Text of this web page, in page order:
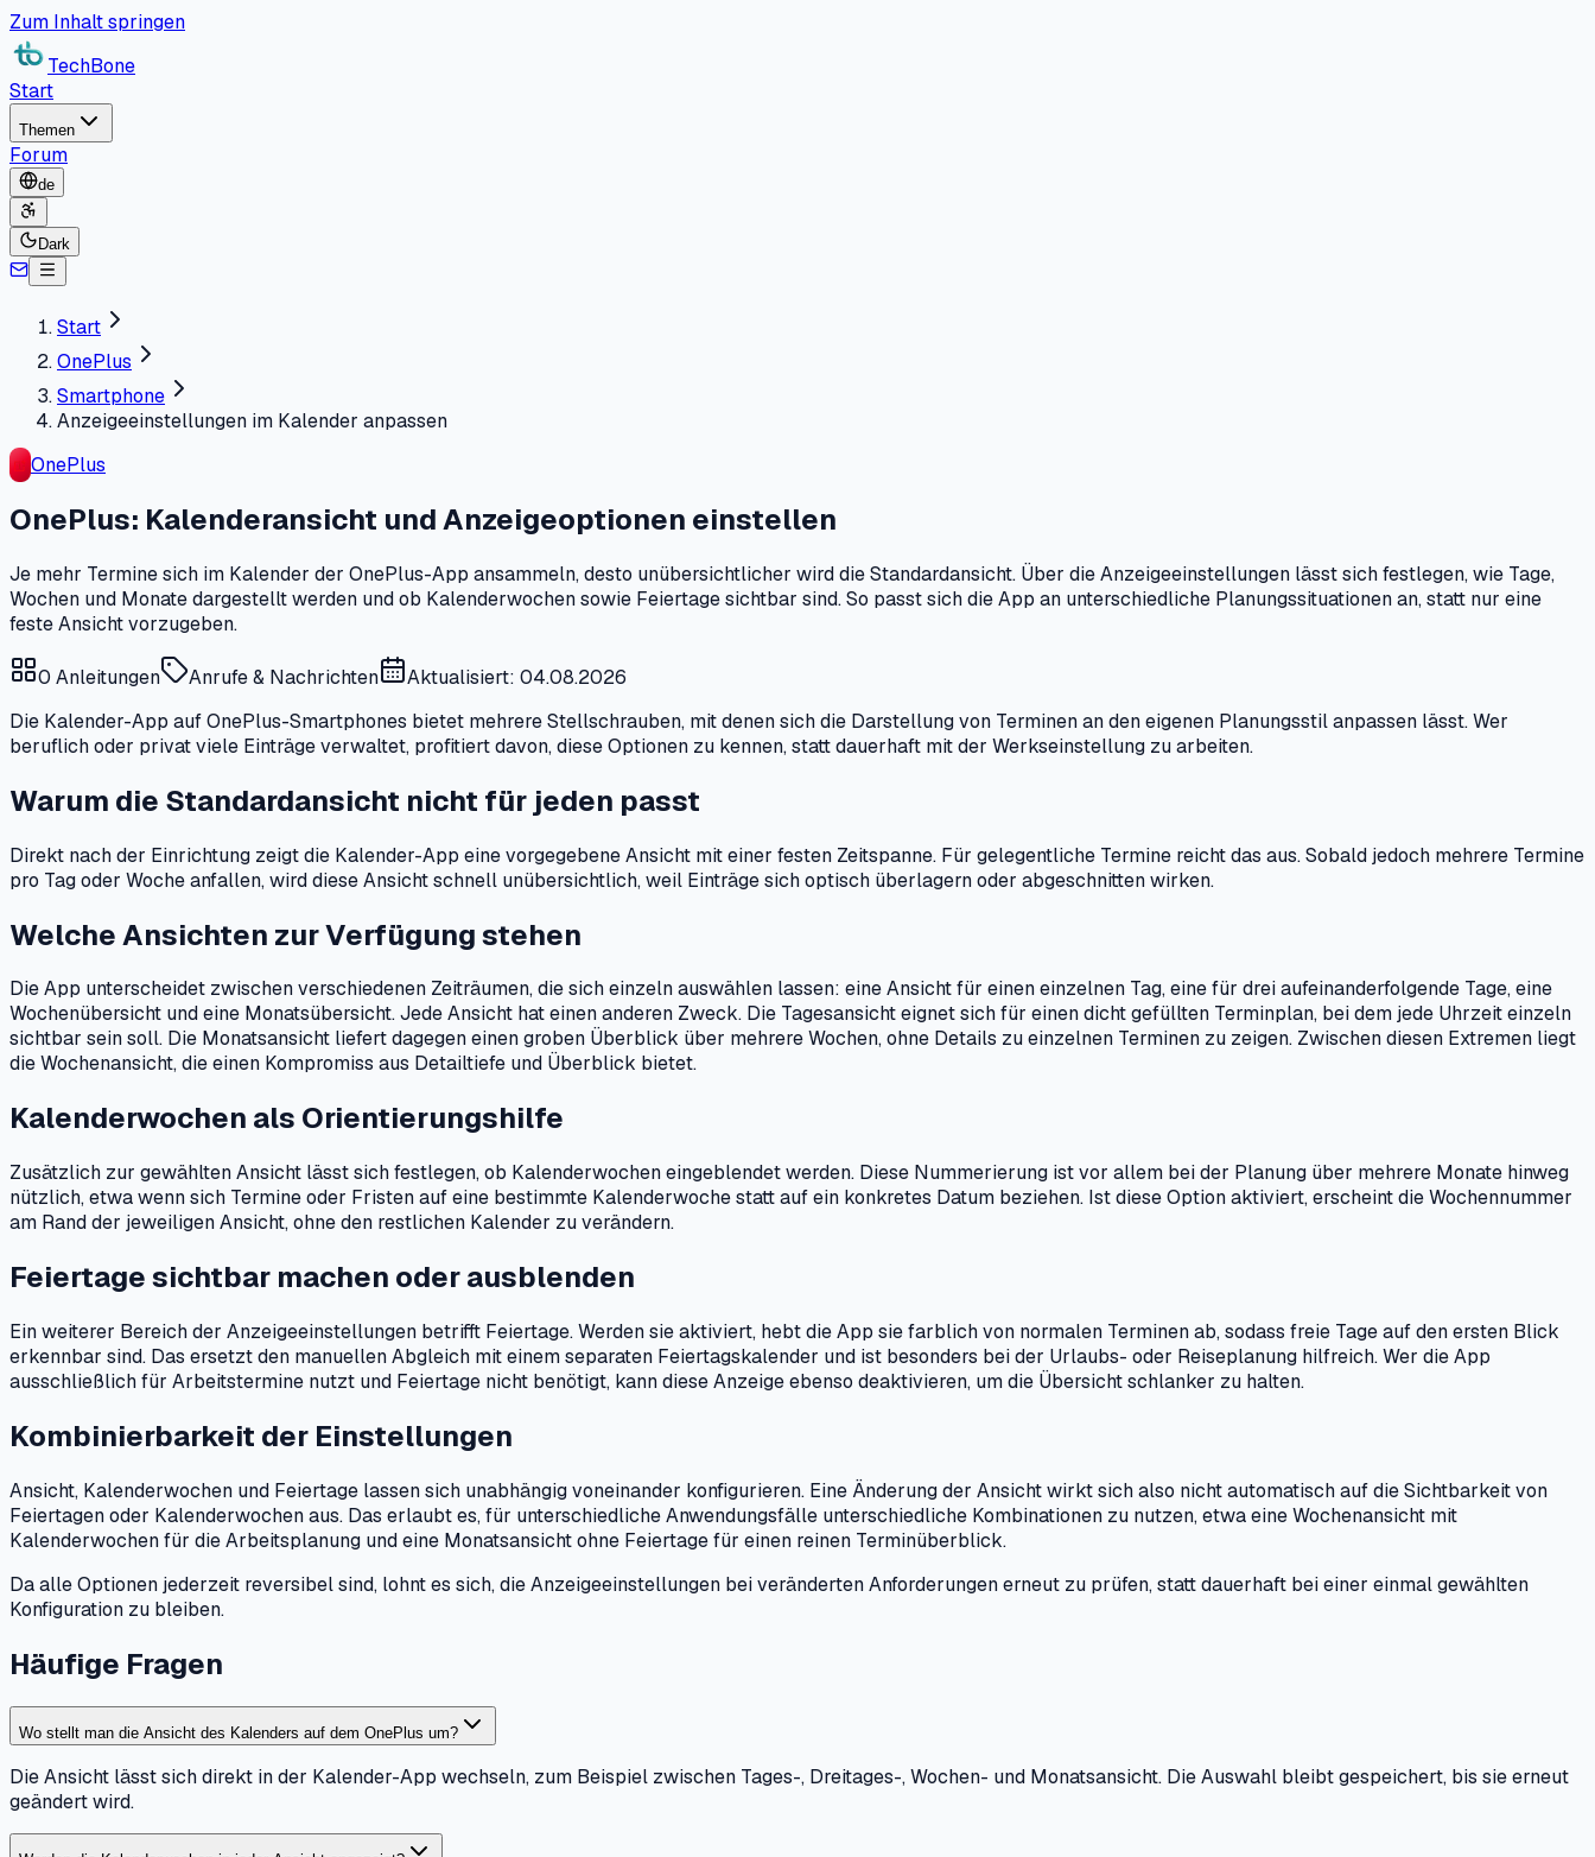
Zum Inhalt springen
TechBone
Start
Themen
Forum
de
Dark
Start
OnePlus
Smartphone
Anzeigeeinstellungen im Kalender anpassen
OnePlus
OnePlus: Kalenderansicht und Anzeigeoptionen einstellen
Je mehr Termine sich im Kalender der OnePlus-App ansammeln, desto unübersichtlicher wird die Standardansicht. Über die Anzeigeeinstellungen lässt sich festlegen, wie Tage,
Wochen und Monate dargestellt werden und ob Kalenderwochen sowie Feiertage sichtbar sind. So passt sich die App an unterschiedliche Planungssituationen an, statt nur eine
feste Ansicht vorzugeben.
0 Anleitungen Anrufe & Nachrichten
Aktualisiert: 04.08.2026
Die Kalender-App auf OnePlus-Smartphones bietet mehrere Stellschrauben, mit denen sich die Darstellung von Terminen an den eigenen Planungsstil anpassen lässt. Wer
beruflich oder privat viele Einträge verwaltet, profitiert davon, diese Optionen zu kennen, statt dauerhaft mit der Werkseinstellung zu arbeiten.
Warum die Standardansicht nicht für jeden passt
Direkt nach der Einrichtung zeigt die Kalender-App eine vorgegebene Ansicht mit einer festen Zeitspanne. Für gelegentliche Termine reicht das aus. Sobald jedoch mehrere Termine
pro Tag oder Woche anfallen, wird diese Ansicht schnell unübersichtlich, weil Einträge sich optisch überlagern oder abgeschnitten wirken.
Welche Ansichten zur Verfügung stehen
Die App unterscheidet zwischen verschiedenen Zeiträumen, die sich einzeln auswählen lassen: eine Ansicht für einen einzelnen Tag, eine für drei aufeinanderfolgende Tage, eine
Wochenübersicht und eine Monatsübersicht. Jede Ansicht hat einen anderen Zweck. Die Tagesansicht eignet sich für einen dicht gefüllten Terminplan, bei dem jede Uhrzeit einzeln
sichtbar sein soll. Die Monatsansicht liefert dagegen einen groben Überblick über mehrere Wochen, ohne Details zu einzelnen Terminen zu zeigen. Zwischen diesen Extremen liegt
die Wochenansicht, die einen Kompromiss aus Detailtiefe und Überblick bietet.
Kalenderwochen als Orientierungshilfe
Zusätzlich zur gewählten Ansicht lässt sich festlegen, ob Kalenderwochen eingeblendet werden. Diese Nummerierung ist vor allem bei der Planung über mehrere Monate hinweg
nützlich, etwa wenn sich Termine oder Fristen auf eine bestimmte Kalenderwoche statt auf ein konkretes Datum beziehen. Ist diese Option aktiviert, erscheint die Wochennummer
am Rand der jeweiligen Ansicht, ohne den restlichen Kalender zu verändern.
Feiertage sichtbar machen oder ausblenden
Ein weiterer Bereich der Anzeigeeinstellungen betrifft Feiertage. Werden sie aktiviert, hebt die App sie farblich von normalen Terminen ab, sodass freie Tage auf den ersten Blick
erkennbar sind. Das ersetzt den manuellen Abgleich mit einem separaten Feiertagskalender und ist besonders bei der Urlaubs- oder Reiseplanung hilfreich. Wer die App
ausschließlich für Arbeitstermine nutzt und Feiertage nicht benötigt, kann diese Anzeige ebenso deaktivieren, um die Übersicht schlanker zu halten.
Kombinierbarkeit der Einstellungen
Ansicht, Kalenderwochen und Feiertage lassen sich unabhängig voneinander konfigurieren. Eine Änderung der Ansicht wirkt sich also nicht automatisch auf die Sichtbarkeit von
Feiertagen oder Kalenderwochen aus. Das erlaubt es, für unterschiedliche Anwendungsfälle unterschiedliche Kombinationen zu nutzen, etwa eine Wochenansicht mit
Kalenderwochen für die Arbeitsplanung und eine Monatsansicht ohne Feiertage für einen reinen Terminüberblick.
Da alle Optionen jederzeit reversibel sind, lohnt es sich, die Anzeigeeinstellungen bei veränderten Anforderungen erneut zu prüfen, statt dauerhaft bei einer einmal gewählten
Konfiguration zu bleiben.
Häufige Fragen
Wo stellt man die Ansicht des Kalenders auf dem OnePlus um?
Die Ansicht lässt sich direkt in der Kalender-App wechseln, zum Beispiel zwischen Tages-, Dreitages-, Wochen- und Monatsansicht. Die Auswahl bleibt gespeichert, bis sie erneut
geändert wird.